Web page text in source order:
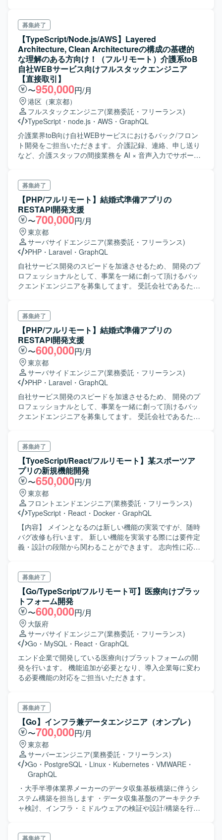
他) ・React/Next.js等のフレームワーク ・
Go/TypeScript/JavaScript/C++(UnrealEngineで使うため) ・
Docker、GitHub、MySQL、GraphQL
募集終了
【TypeScript/Node.js/AWS】Layered
Architecture, Clean Architectureの構成の基礎的
な理解のある方向け！（フルリモート）介護系toB
自社WEBサービス向けフルスタックエンジニア
【直接取引】
〜950,000円/月
港区（東京都）
フルスタックエンジニア(業務委託・フリーランス)
TypeScript ・ node.js ・ AWS ・ GraphQL
介護業界toB向け自社WEBサービスにおけるバック/フロン
ト開発をご担当いただきます。 介護記録、連絡、申し送り
など、介護スタッフの間接業務を AI × 音声入力でサポート
Backend : Node.js / Elixir / etc. Frontend : React / Swift /
Typescript / etc. Framework : Vue.js / Phoenix / etc.
Database : MongoDB /PostgreSQL / MySQL etc.
募集終了
【PHP/フルリモート】結婚式準備アプリの
RESTAPI開発支援
〜700,000円/月
東京都
サーバサイドエンジニア(業務委託・フリーランス)
PHP ・ Laravel ・ GraphQL
自社サービス開発のスピードを加速させるため、 開発のプ
ロフェッショナルとして、事業を一緒に創って頂けるバッ
クエンドエンジニアを募集してます。 受託会社であるた
募集終了
【PHP/フルリモート】結婚式準備アプリの
RESTAPI開発支援
〜600,000円/月
東京都
サーバサイドエンジニア(業務委託・フリーランス)
PHP ・ Laravel ・ GraphQL
自社サービス開発のスピードを加速させるため、 開発のプ
ロフェッショナルとして、事業を一緒に創って頂けるバッ
クエンドエンジニアを募集してます。 受託会社であるた
募集終了
【TyoeScript/React/フルリモート】某スポーツア
プリの新規機能開発
〜650,000円/月
東京都
フロントエンドエンジニア(業務委託・フリーランス)
TypeScript ・ React ・ Docker ・ GraphQL
【内容】 メインとなるのは新しい機能の実装ですが、随時
バグ改修も行います。 新しい機能を実装する際には要件定
義・設計の段階から関わることができます。 志向性に応じ
募集終了
【Go/TypeScript/フルリモート可】医療向けプラッ
トフォーム開発
〜600,000円/月
大阪府
サーバサイドエンジニア(業務委託・フリーランス)
Go ・ MySQL ・ React ・ GraphQL
エンド企業で開発している医療向けプラットフォームの開
発を行います。 機能追加が必要となり、導入企業毎に変わ
る必要機能の対応をご担当いただきます。
募集終了
【Go】インフラ兼データエンジニア（オンプレ）
〜700,000円/月
東京都
サーバーエンジニア(業務委託・フリーランス)
Go ・ PostgreSQL ・ Linux ・ Kubernetes ・ VMWARE ・
GraphQL
・大手半導体業界メーカーのデータ収集基板構築に伴うシ
ステム構築を担当します ・データ収集基盤のアーキテクチ
ャ検討、インフラ・ミドルウェアの検証や設計/構築を行い
といったデータエンジニア領域の業務も含まれます ・既存
募集終了